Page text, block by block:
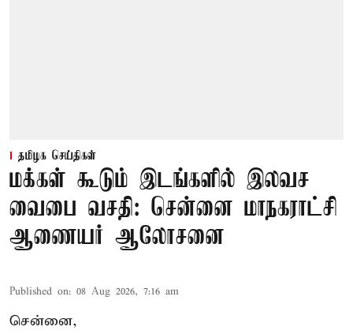
தமிழக செய்திகள்
மக்கள் கூடும் இடங்களில் இலவச
வைபை வசதி: சென்னை மாநகராட்சி
ஆணையர் ஆலோசனை
Published on: 08 Aug 2026, 7:16 am
சென்னை,